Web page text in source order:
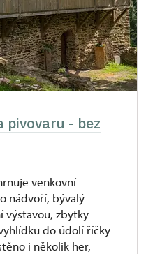
pivovaru - bez
venkovní
nádvoří, bývalý
výstavou, zbytky
do údolí říčky
i několik her,